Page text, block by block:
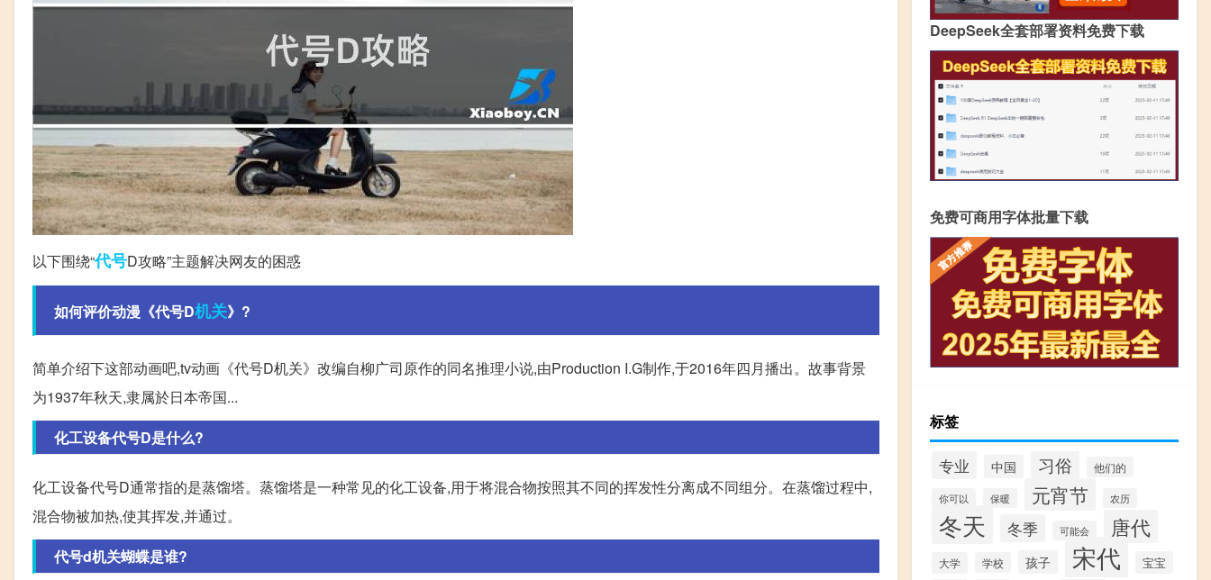
以下围绕“代号D攻略”主题解决网友的困惑
如何评价动漫《代号D机关》?
简单介绍下这部动画吧,tv动画《代号D机关》改编自柳广司原作的同名推理小说,由Production I.G制作,于2016年四月播出。故事背景
为1937年秋天,隶属於日本帝国...
化工设备代号D是什么?
化工设备代号D通常指的是蒸馏塔。蒸馏塔是一种常见的化工设备,用于将混合物按照其不同的挥发性分离成不同组分。在蒸馏过程中,
混合物被加热,使其挥发,并通过。
代号d机关蝴蝶是谁?
DeepSeek全套部署资料免费下载
免费可商用字体批量下载
标签
专业 中国 习俗 他们的
你可以 保暖 元宵节 农历
冬天 冬季 可能会 唐代
大学 学校 孩子 宋代 宝宝